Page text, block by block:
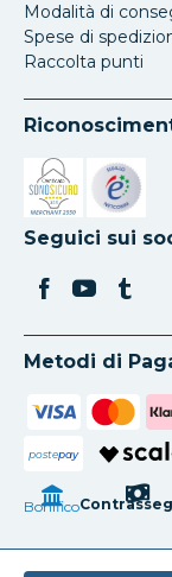
Modalità di
Spese di
Raccolta punti
Si apre in una
Si apre in
Seguici sui
Metodi di
postepay
Bonifico